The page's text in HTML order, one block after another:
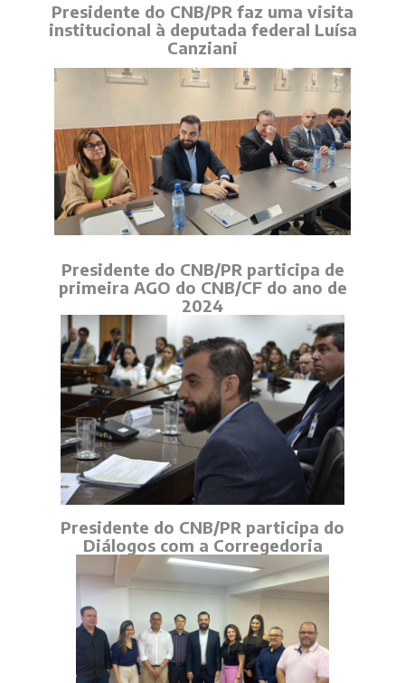
Presidente do CNB/PR faz uma visita
institucional à deputada federal Luísa
Canziani
Presidente do CNB/PR participa de
primeira AGO do CNB/CF do ano de
2024
Presidente do CNB/PR participa do
Diálogos com a Corregedoria